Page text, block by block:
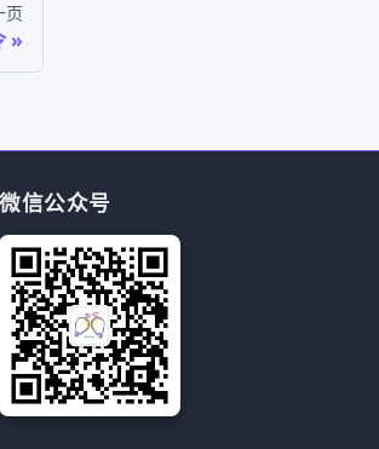
页
微信公众号